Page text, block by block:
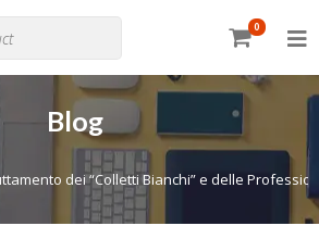
0
Blog
dei “Colletti Bianchi” e delle